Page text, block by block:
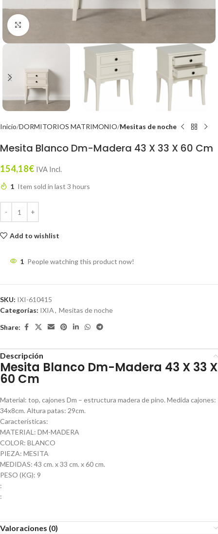
Click to enlarge
Inicio DORMITORIOS MATRIMONIO Mesitas de noche
Mesita Blanco Dm-Madera 43 X 33 X 60 Cm
154,18€ IVA Incl.
1 Item sold in last 3 hours
Add to wishlist
1 People watching this product now!
SKU: IXI-610415
Categorías: IXIA, Mesitas de noche
Share:
Descripción
Mesita Blanco Dm-Madera 43 X 33 X
60 Cm
Material: top, cajones Dm – estructura madera de pino. Medida cajones:
34x8cm. Altura patas: 29cm.
Características:
MATERIAL: DM-MADERA
COLOR: BLANCO
PIEZA: MESITA
MEDIDAS: 43 cm. x 33 cm. x 60 cm.
PESO (KG): 9
:
:
Valoraciones (0)